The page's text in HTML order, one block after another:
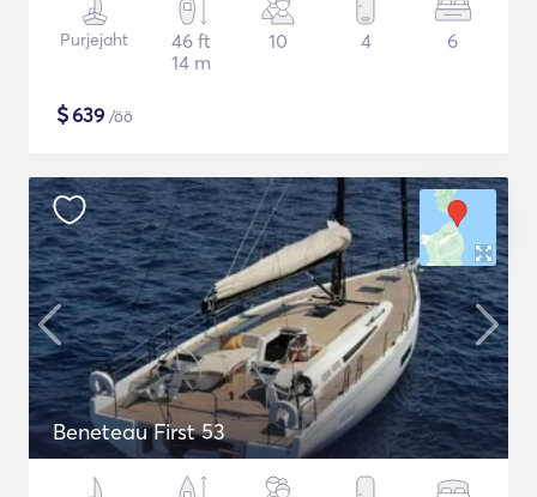
Purjejaht
46 ft
14 m
10 4 6
$639 /öö
Beneteau First 53